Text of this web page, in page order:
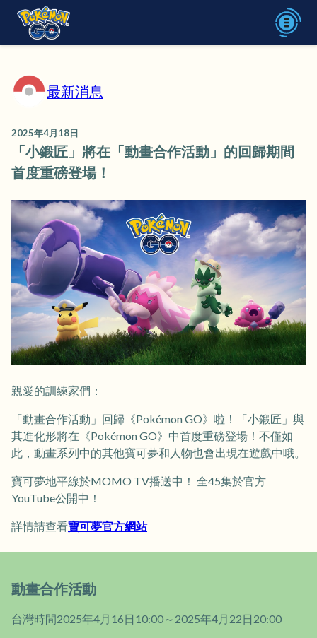
最新消息
2025年4月18日
「小鍛匠」將在「動畫合作活動」的回歸期間
首度重磅登場！
親愛的訓練家們：
「動畫合作活動」回歸《Pokémon GO》啦！「小鍛匠」與
其進化形將在《Pokémon GO》中首度重磅登場！不僅如
此，動畫系列中的其他寶可夢和人物也會出現在遊戲中哦。
寶可夢地平線於MOMO TV播送中！ 全45集於官方
YouTube公開中！
詳情請查看寶可夢官方網站
動畫合作活動
台灣時間2025年4月16日10:00～2025年4月22日20:00